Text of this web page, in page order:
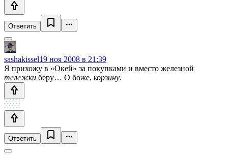
Ответить
sashakissel19 ноя 2008 в 21:39
Я прихожу в «Окей» за покупками и вместо железной
тележки беру… О боже, корзину.
Ответить